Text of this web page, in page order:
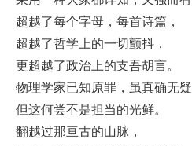
超越了每个字母，每首诗篇，
超越了哲学上的一切颤抖，
更超越了政治上的支吾胡言。
物理学家已知原罪，虽真确无疑
但这何尝不是担当的光鲜。
翻越过那亘古的山脉，